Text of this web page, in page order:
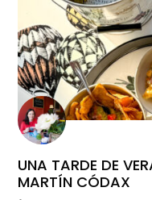
UNA TARDE DE
MARTÍN CÓDAX